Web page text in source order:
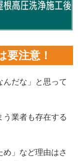
要注意！
んだな」と思って
う業者も存在する
め」など理由はさ